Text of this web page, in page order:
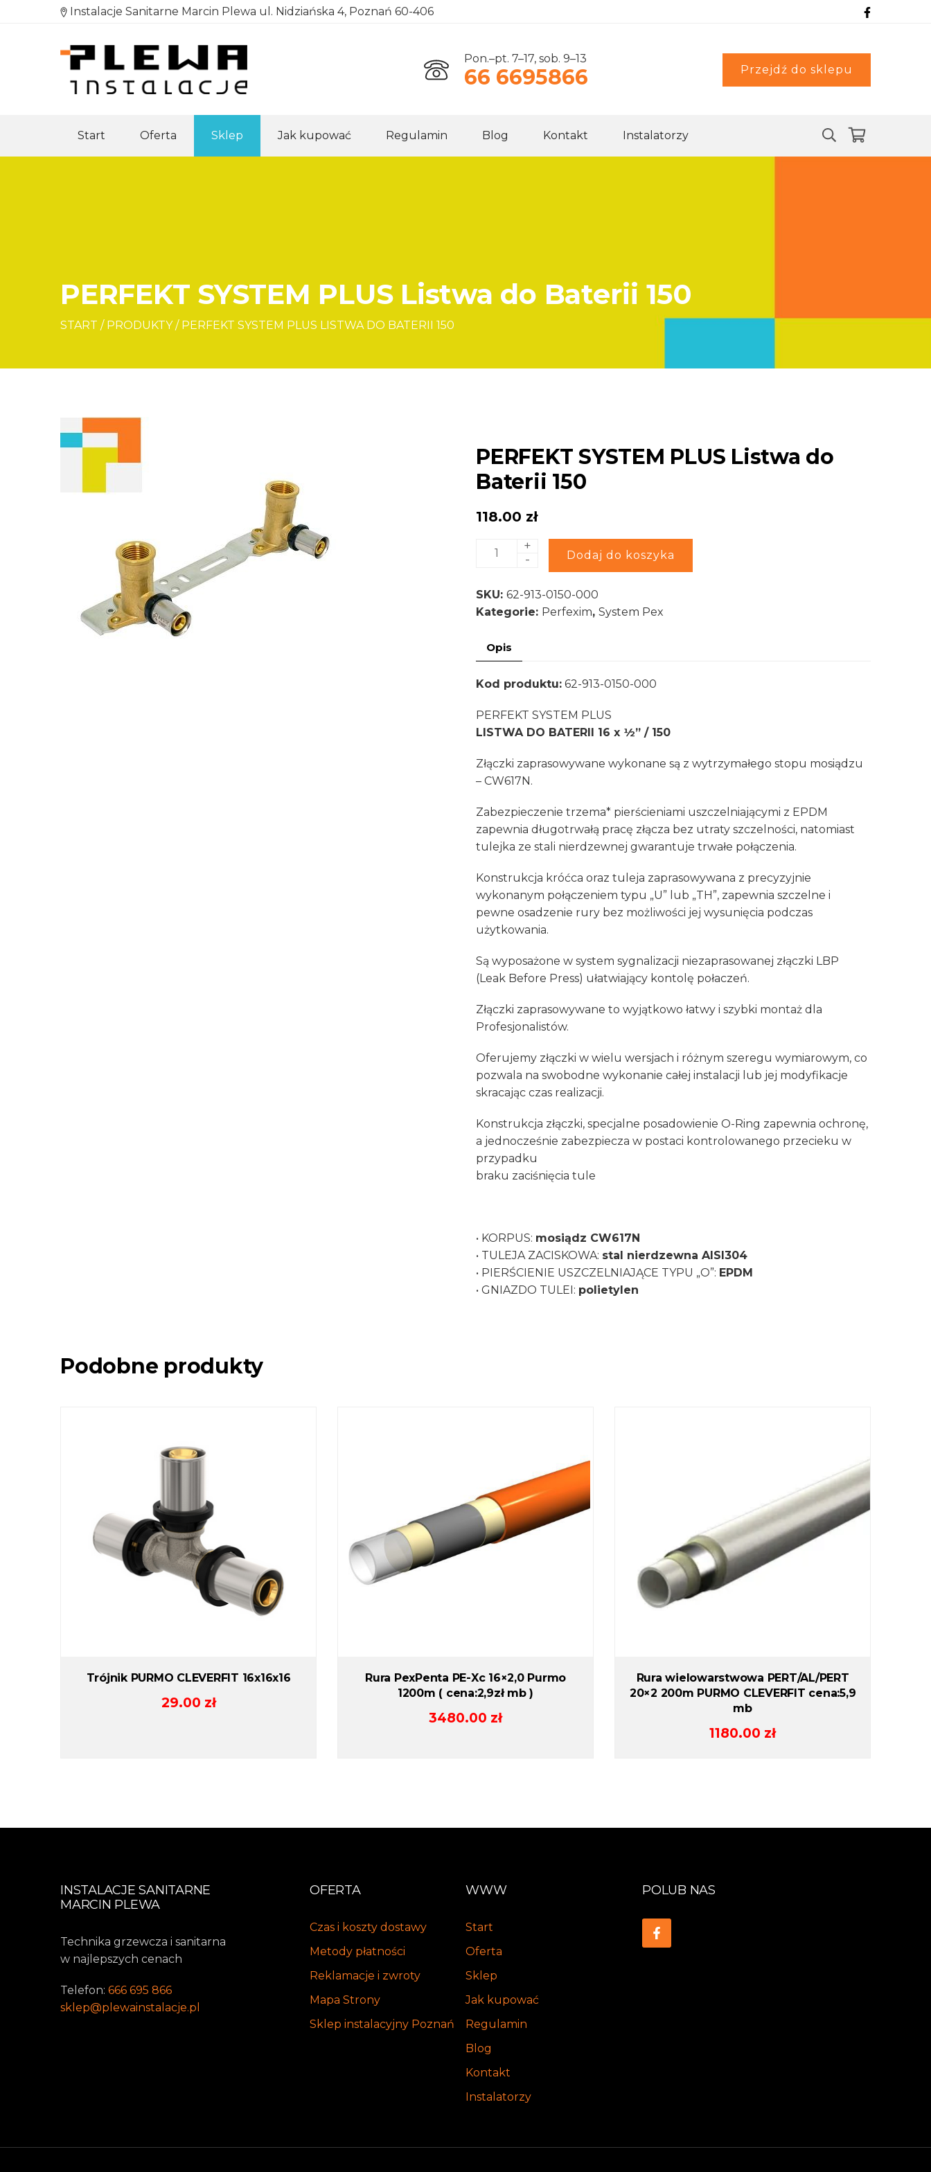
Instalacje Sanitarne Marcin Plewa ul. Nidziańska 4, Poznań 60-406
Pon.–pt. 7–17, sob. 9–13
66 6695866 Przejdź do sklepu
Start Oferta Sklep Jak kupować Regulamin Blog Kontakt Instalatorzy
PERFEKT SYSTEM PLUS Listwa do Baterii 150
START / PRODUKTY / PERFEKT SYSTEM PLUS LISTWA DO BATERII 150
PERFEKT SYSTEM PLUS Listwa do
Baterii 150
118.00 zł
ilość
PERFEKT
PLUS
Listwa
Baterii
+
-
Dodaj do koszyka
Alternative:
SKU: 62-913-0150-000
Kategorie: Perfexim, System Pex
Opis
Kod produktu: 62-913-0150-000
PERFEKT SYSTEM PLUS
LISTWA DO BATERII 16 x ½” / 150
Złączki zaprasowywane wykonane są z wytrzymałego stopu mosiądzu
– CW617N.
Zabezpieczenie trzema* pierścieniami uszczelniającymi z EPDM
zapewnia długotrwałą pracę złącza bez utraty szczelności, natomiast
tulejka ze stali nierdzewnej gwarantuje trwałe połączenia.
Konstrukcja króćca oraz tuleja zaprasowywana z precyzyjnie
wykonanym połączeniem typu „U” lub „TH”, zapewnia szczelne i
pewne osadzenie rury bez możliwości jej wysunięcia podczas
użytkowania.
Są wyposażone w system sygnalizacji niezaprasowanej złączki LBP
(Leak Before Press) ułatwiający kontolę połaczeń.
Złączki zaprasowywane to wyjątkowo łatwy i szybki montaż dla
Profesjonalistów.
Oferujemy złączki w wielu wersjach i różnym szeregu wymiarowym, co
pozwala na swobodne wykonanie całej instalacji lub jej modyfikacje
skracając czas realizacji.
Konstrukcja złączki, specjalne posadowienie O-Ring zapewnia ochronę,
a jednocześnie zabezpiecza w postaci kontrolowanego przecieku w
przypadku
braku zaciśnięcia tule
• KORPUS: mosiądz CW617N
• TULEJA ZACISKOWA: stal nierdzewna AISI304
• PIERŚCIENIE USZCZELNIAJĄCE TYPU „O”: EPDM
• GNIAZDO TULEI: polietylen
Podobne produkty
Trójnik PURMO CLEVERFIT 16x16x16
29.00 zł
Rura PexPenta PE-Xc 16×2,0 Purmo
1200m ( cena:2,9zł mb )
3480.00 zł
Rura wielowarstwowa PERT/AL/PERT
20×2 200m PURMO CLEVERFIT cena:5,9
mb
1180.00 zł
INSTALACJE SANITARNE
MARCIN PLEWA
Technika grzewcza i sanitarna
w najlepszych cenach
Telefon: 666 695 866
sklep@plewainstalacje.pl
OFERTA
Czas i koszty dostawy
Metody płatności
Reklamacje i zwroty
Mapa Strony
Sklep instalacyjny Poznań
WWW
Start
Oferta
Sklep
Jak kupować
Regulamin
Blog
Kontakt
Instalatorzy
POLUB NAS